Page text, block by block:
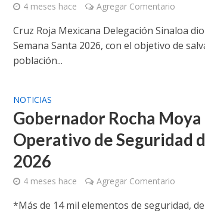
4 meses hace Agregar Comentario
Cruz Roja Mexicana Delegación Sinaloa
Semana Santa 2026, con el objetivo de
población...
NOTICIAS
Gobernador Rocha
Operativo de Seguridad
2026
4 meses hace Agregar Comentario
*Más de 14 mil elementos de seguridad,